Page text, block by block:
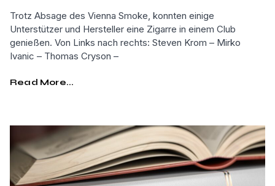
Trotz Absage des Vienna Smoke, konnten einige
Unterstützer und Hersteller eine Zigarre in einem Club
genießen. Von Links nach rechts: Steven Krom – Mirko
Ivanic – Thomas Cryson –
Read More...